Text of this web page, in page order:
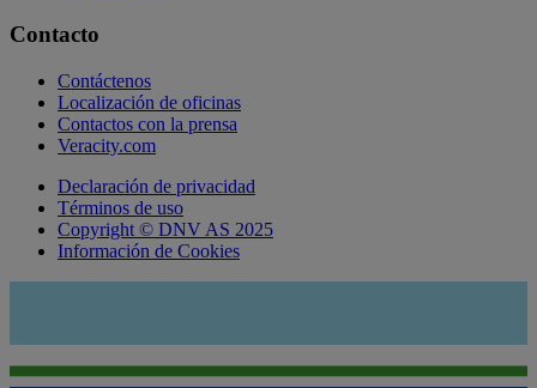
Contacto
Contáctenos
Localización de oficinas
Contactos con la prensa
Veracity.com
Declaración de privacidad
Términos de uso
Copyright © DNV AS 2025
Información de Cookies